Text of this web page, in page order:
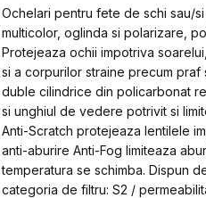
4F
Ochelari pentru fete de schi sau/
multicolor, oglinda si polarizare,
Protejeaza ochii impotriva
si a corpurilor straine precum praf
duble cilindrice din policarbonat
si unghiul de vedere potrivit si
Anti-Scratch protejeaza lentilele
anti-aburire Anti-Fog limiteaza
temperatura se schimba. Dispun
categoria de filtru: S2 /